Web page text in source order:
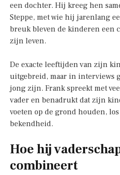
een dochter. Hij kreeg hen
Steppe, met wie hij jarenlang
breuk bleven de kinderen een
zijn leven.
De exacte leeftijden van zijn
uitgebreid, maar in interviews
jong zijn. Frank spreekt met
vader en benadrukt dat zijn
voeten op de grond houden,
bekendheid.
Hoe hij
combineert